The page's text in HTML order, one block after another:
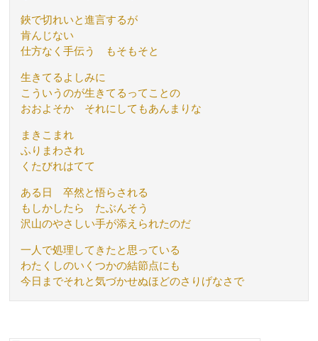
鋏で切れいと進言するが
肯んじない
仕方なく手伝う もそもそと
生きてるよしみに
こういうのが生きてるってことの
おおよそか それにしてもあんまりな
まきこまれ
ふりまわされ
くたびれはてて
ある日 卒然と悟らされる
もしかしたら たぶんそう
沢山のやさしい手が添えられたのだ
一人で処理してきたと思っている
わたくしのいくつかの結節点にも
今日までそれと気づかせぬほどのさりげなさで